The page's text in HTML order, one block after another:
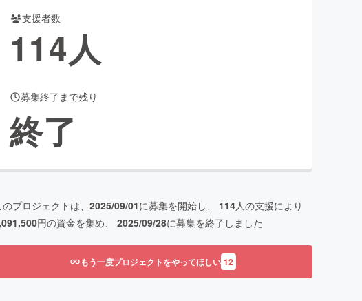
・ヘルスケア
支援者数
114人
募集終了まで残り
終了
のプロジェクトは、 2025/09/01に募集を開始し、 114人の支援により
円の資金を集め、 2025/09/28に募集を終了しました
もう一度プロジェクトをやってほしい 12